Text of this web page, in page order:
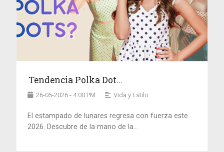
Tendencia Polka Dot...
26-05-2026 - 4:00 PM Vida y Estilo
El estampado de lunares regresa con fuerza este
2026. Descubre de la mano de la...